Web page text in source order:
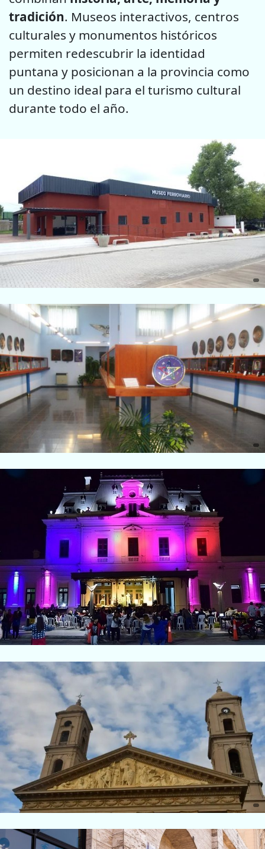
tradición. Museos interactivos, centros
culturales y monumentos históricos
permiten redescubrir la identidad
puntana y posicionan a la provincia como
un destino ideal para el turismo cultural
durante todo el año.